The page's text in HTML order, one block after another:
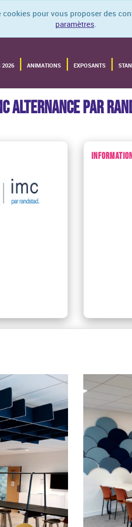
pour vous proposer des
paramètres.
2026 ANIMATIONS EXPOSANTS
ALTERNANCE PAR